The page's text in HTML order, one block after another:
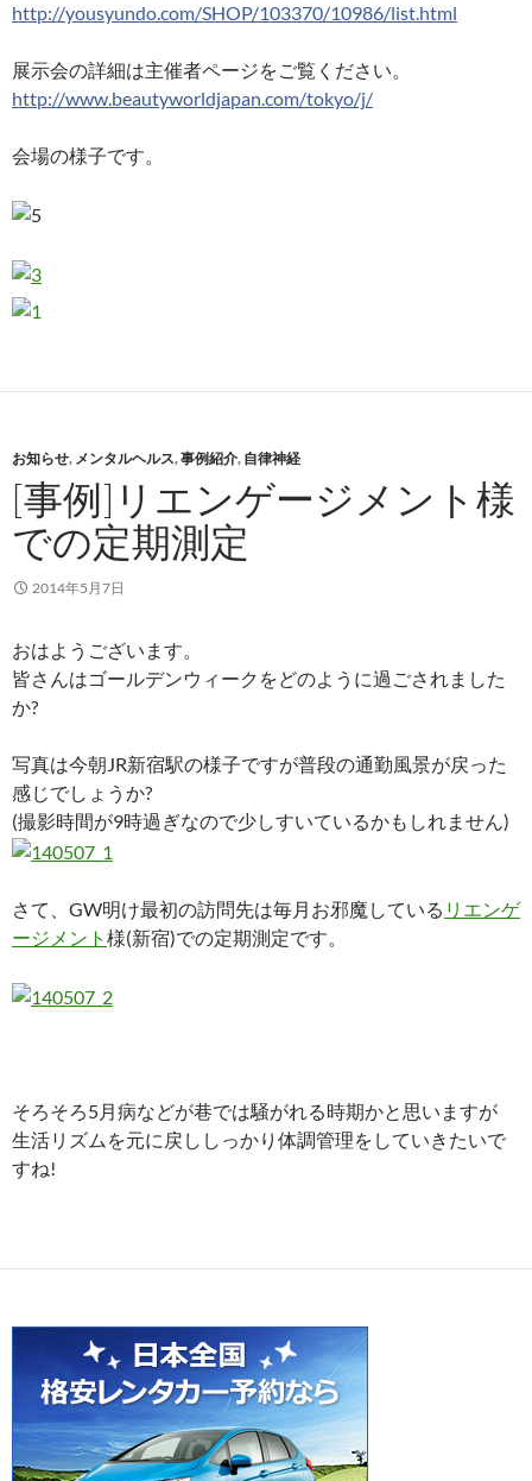
http://yousyundo.com/SHOP/103370/10986/list.html
展示会の詳細は主催者ページをご覧ください。
http://www.beautyworldjapan.com/tokyo/j/
会場の様子です。
お知らせ, メンタルヘルス,事例紹介, 自律神経
[事例]リエンゲージメント様
での定期測定
2014年5月7日
おはようございます。
皆さんはゴールデンウィークをどのように過ごされました
か?
写真は今朝JR新宿駅の様子ですが普段の通勤風景が戻った
感じでしょうか?
(撮影時間が9時過ぎなので少しすいているかもしれません)
さて、GW明け最初の訪問先は毎月お邪魔している リエンゲ
ージメント 様(新宿)での定期測定です。
そろそろ5月病などが巷では騒がれる時期かと思いますが
生活リズムを元に戻ししっかり体調管理をしていきたいで
すね!